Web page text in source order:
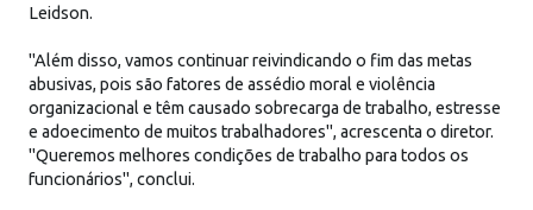
Leidson.
"Além disso, vamos continuar reivindicando o fim das metas
abusivas, pois são fatores de assédio moral e violência
organizacional e têm causado sobrecarga de trabalho, estresse
e adoecimento de muitos trabalhadores", acrescenta o diretor.
"Queremos melhores condições de trabalho para todos os
funcionários", conclui.